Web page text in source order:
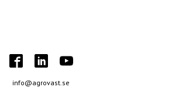
info@agrovast.se